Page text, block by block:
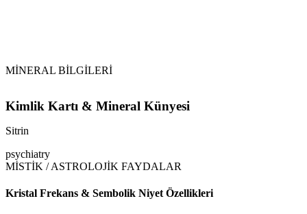
MİNERAL BİLGİLERİ
Kimlik Kartı & Mineral Künyesi
Sitrin
psychiatry
MİSTİK / ASTROLOJİK FAYDALAR
Kristal Frekans & Sembolik Niyet Özellikleri